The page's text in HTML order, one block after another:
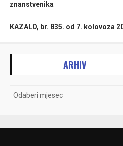
znanstvenika
KAZALO, br. 835. od 7. kolovoza
ARHIV